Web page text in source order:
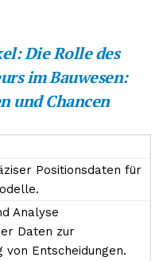
Die Rolle des
im Bauwesen:
und Chancen
Positionsdaten für
Analyse
Daten zur
von Entscheidungen.